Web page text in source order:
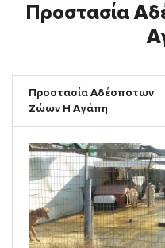
Προστασία
Προστασία Αδέσποτων
Ζώων Η Αγάπη